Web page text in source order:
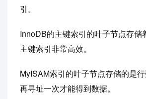
引。
InnoDB的主键索引的叶子节点存储
主键索引非常高效。
MyISAM索引的叶子节点存储的是
再寻址一次才能得到数据。